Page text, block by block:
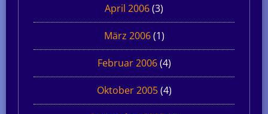
April 2006(3)
März 2006(1)
Februar 2006(4)
Oktober 2005(4)